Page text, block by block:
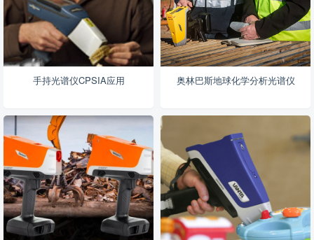
手持光谱仪CPSIA应用 奥林巴斯地球化学分析光谱仪